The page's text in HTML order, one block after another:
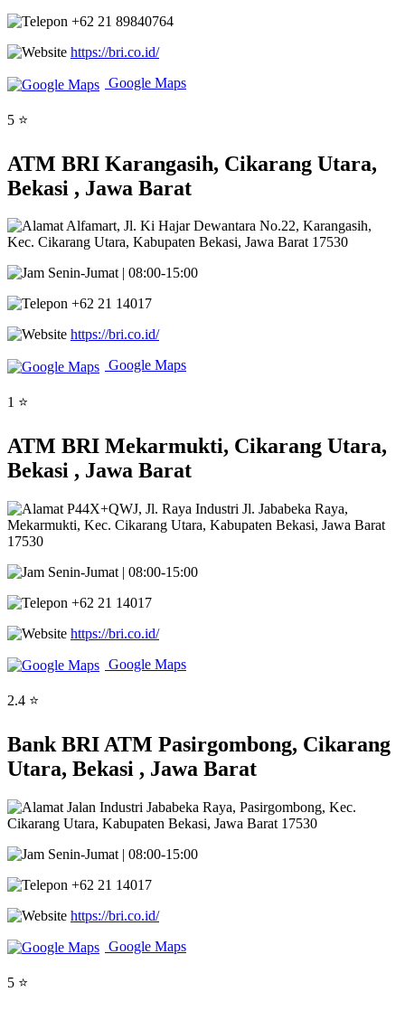
+62 21 89840764
https://bri.co.id/
Google Maps
5 ⭐
ATM BRI Karangasih, Cikarang Utara,
Bekasi , Jawa Barat
Alfamart, Jl. Ki Hajar Dewantara No.22, Karangasih,
Kec. Cikarang Utara, Kabupaten Bekasi, Jawa Barat 17530
Senin-Jumat | 08:00-15:00
+62 21 14017
https://bri.co.id/
Google Maps
1 ⭐
ATM BRI Mekarmukti, Cikarang Utara,
Bekasi , Jawa Barat
P44X+QWJ, Jl. Raya Industri Jl. Jababeka Raya,
Mekarmukti, Kec. Cikarang Utara, Kabupaten Bekasi, Jawa Barat
17530
Senin-Jumat | 08:00-15:00
+62 21 14017
https://bri.co.id/
Google Maps
2.4 ⭐
Bank BRI ATM Pasirgombong, Cikarang
Utara, Bekasi , Jawa Barat
Jalan Industri Jababeka Raya, Pasirgombong, Kec.
Cikarang Utara, Kabupaten Bekasi, Jawa Barat 17530
Senin-Jumat | 08:00-15:00
+62 21 14017
https://bri.co.id/
Google Maps
5 ⭐